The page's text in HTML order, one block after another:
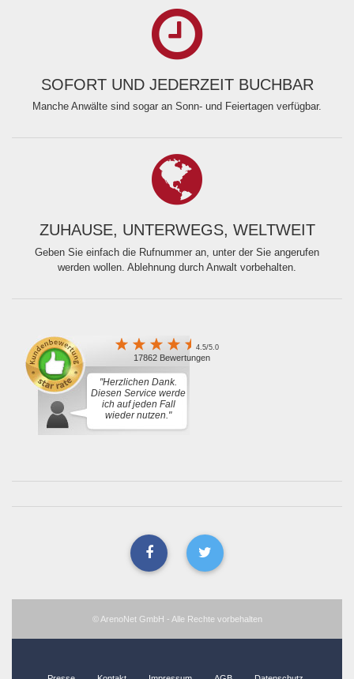
SOFORT UND JEDERZEIT BUCHBAR
Manche Anwälte sind sogar an Sonn- und Feiertagen verfügbar.
ZUHAUSE, UNTERWEGS, WELTWEIT
Geben Sie einfach die Rufnummer an, unter der Sie angerufen
werden wollen. Ablehnung durch Anwalt vorbehalten.
4.5/5.0
17862 Bewertungen
"Herzlichen Dank.
Diesen Service werde
ich auf jeden Fall
wieder nutzen."
© ArenoNet GmbH - Alle Rechte vorbehalten